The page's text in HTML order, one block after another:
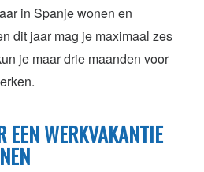
in Spanje wonen en
dit jaar mag je maximaal zes
je maar drie maanden voor
EEN WERKVAKANTIE